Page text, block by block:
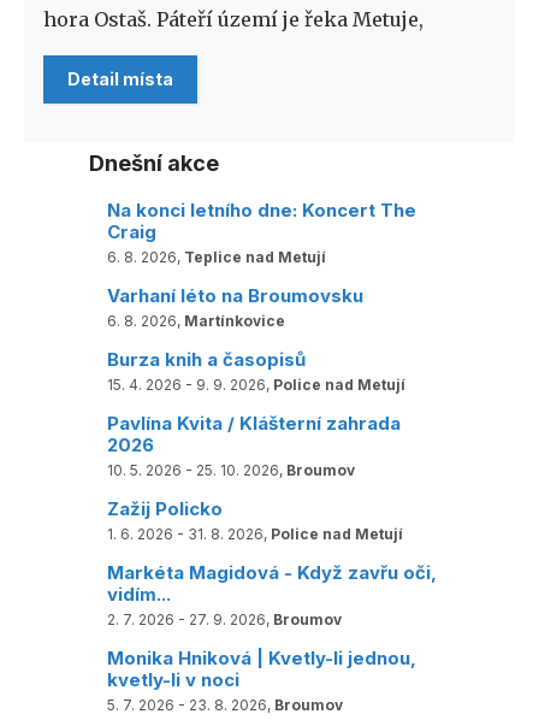
hora Ostaš. Páteří území je řeka Metuje,
Detail místa
Dnešní akce
Na konci letního dne: Koncert The
Craig
6. 8. 2026, Teplice nad Metují
Varhaní léto na Broumovsku
6. 8. 2026, Martínkovice
Burza knih a časopisů
15. 4. 2026 - 9. 9. 2026, Police nad Metují
Pavlína Kvita / Klášterní zahrada
2026
10. 5. 2026 - 25. 10. 2026, Broumov
Zažij Policko
1. 6. 2026 - 31. 8. 2026, Police nad Metují
Markéta Magidová - Když zavřu oči,
vidím...
2. 7. 2026 - 27. 9. 2026, Broumov
Monika Hniková | Kvetly-li jednou,
kvetly-li v noci
5. 7. 2026 - 23. 8. 2026, Broumov